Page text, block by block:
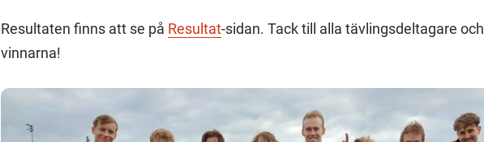
Resultaten finns att se på Resultat-sidan. Tack till alla tävlingsdeltagare
vinnarna!